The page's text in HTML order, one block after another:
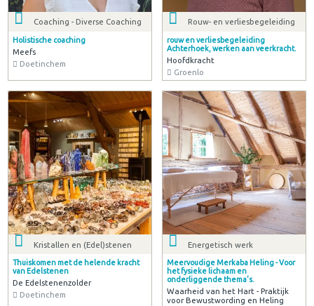
Coaching - Diverse Coaching
Holistische coaching
Meefs
Doetinchem
Rouw- en verliesbegeleiding
rouw en verliesbegeleiding
Achterhoek, werken aan veerkracht.
Hoofdkracht
Groenlo
Kristallen en (Edel)stenen
Thuiskomen met de helende kracht
van Edelstenen
De Edelstenenzolder
Doetinchem
Energetisch werk
Meervoudige Merkaba Heling - Voor
het fysieke lichaam en
onderliggende thema's.
Waarheid van het Hart - Praktijk
voor Bewustwording en Heling